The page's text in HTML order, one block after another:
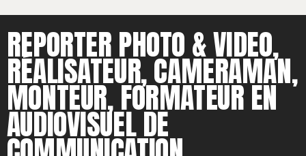
REPORTER PHOTO & VIDEO,
RÉALISATEUR, CAMERAMAN,
MONTEUR, FORMATEUR EN
AUDIOVISUEL DE